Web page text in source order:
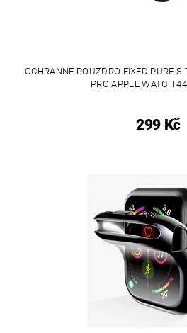
OCHRANNÉ POUZDRO FIXED PURE
PRO APPLE WATCH
299 Kč